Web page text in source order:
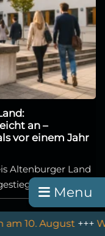
Menu
an –
vor einem Jahr
Altenburger Land
...
+++Wenn der